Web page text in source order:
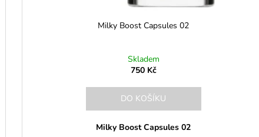
Milky Boost Capsules 02
Skladem
750 Kč
DO KOŠÍKU
Milky Boost Capsules 02